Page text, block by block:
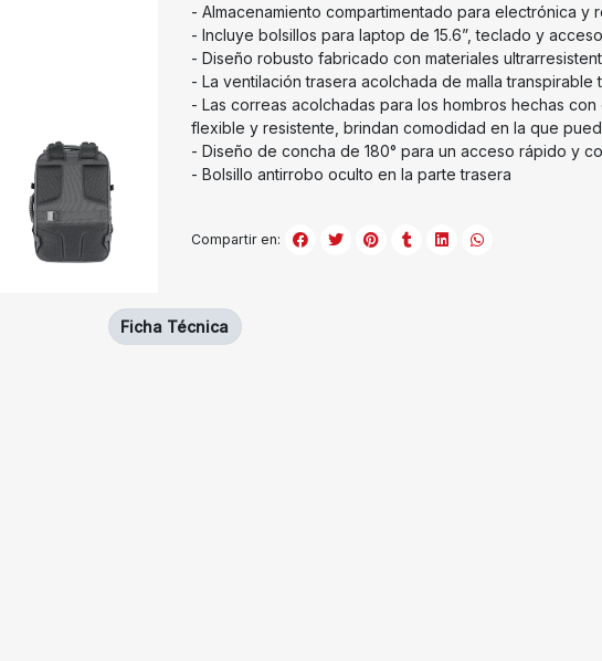
- Almacenamiento compartimentado para electrónica y
- Incluye bolsillos para laptop de 15.6”, teclado y
- Diseño robusto fabricado con materiales
- La ventilación trasera acolchada de malla
- Las correas acolchadas para los hombros hechas con
flexible y resistente, brindan comodidad en la que
- Diseño de concha de 180° para un acceso rápido y
- Bolsillo antirrobo oculto en la parte trasera
Compartir en:
Ficha Técnica